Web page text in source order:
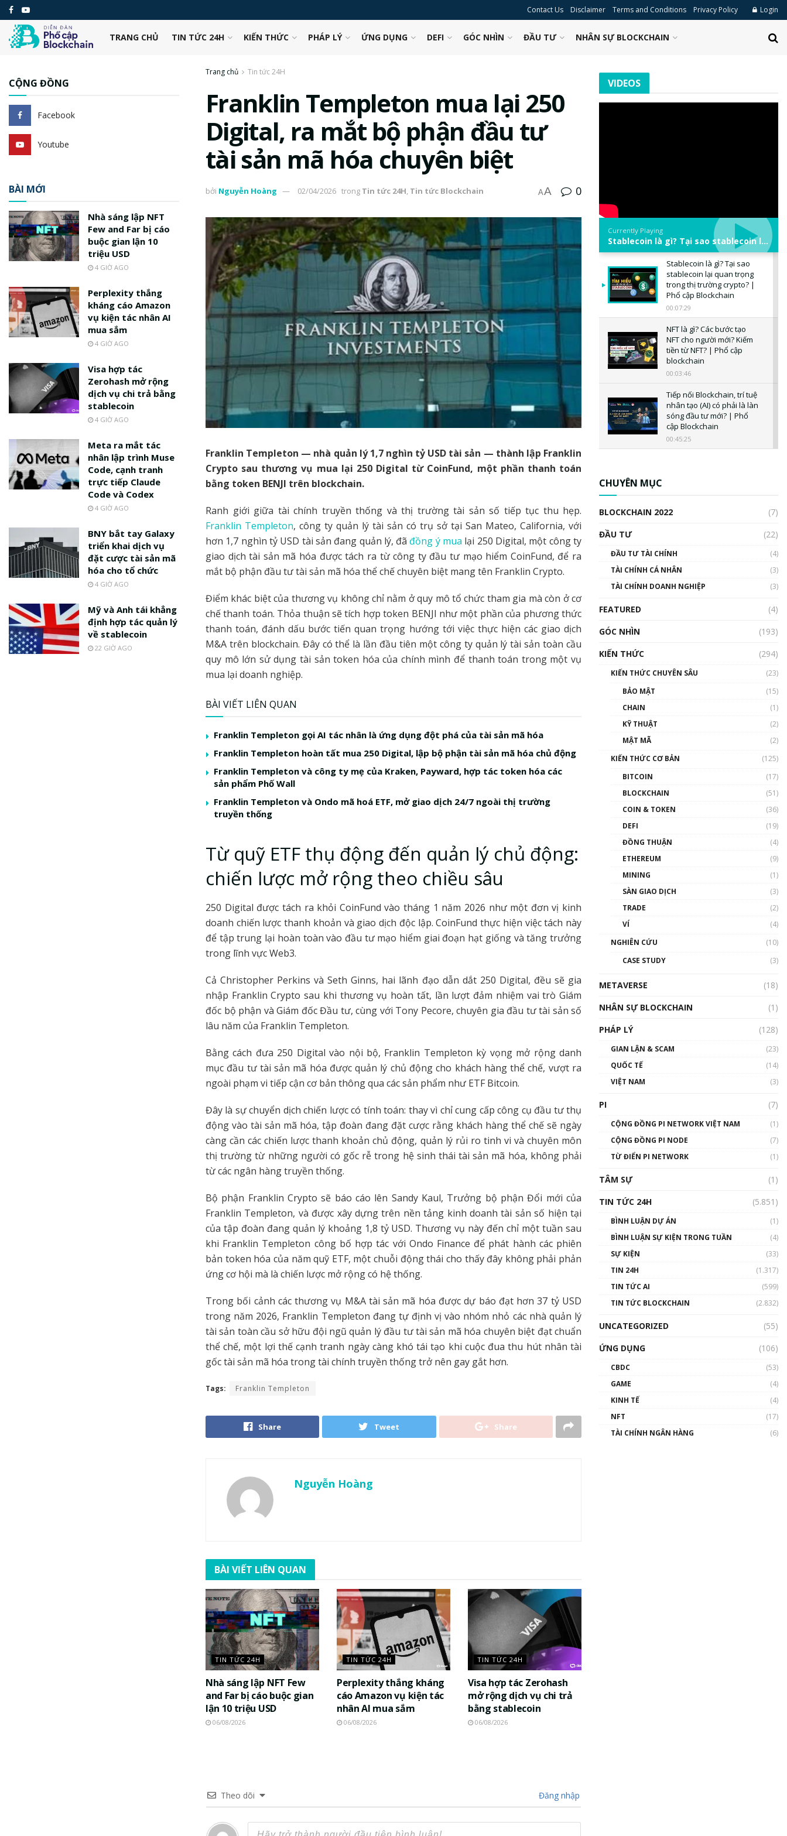
Contact Us Disclaimer Terms and Conditions Privacy Policy Login
TRANG CHỦ TIN TỨC 24H KIẾN THỨC PHÁP LÝ ỨNG DỤNG DEFI GÓC NHÌN ĐẦU TƯ NHÂN SỰ BLOCKCHAIN
Trang chủ Tin tức 24H
Franklin Templeton mua lại 250
Digital, ra mắt bộ phận đầu tư
tài sản mã hóa chuyên biệt
bởi Nguyễn Hoàng 02/04/2026 trong Tin tức 24H, Tin tức Blockchain AA 0
Franklin Templeton — nhà quản lý 1,7 nghìn tỷ USD tài sản — thành lập Franklin
Crypto sau thương vụ mua lại 250 Digital từ CoinFund, một phần thanh toán
bằng token BENJI trên blockchain.
Ranh giới giữa tài chính truyền thống và thị trường tài sản số tiếp tục thu hẹp.
Franklin Templeton, công ty quản lý tài sản có trụ sở tại San Mateo, California, với
hơn 1,7 nghìn tỷ USD tài sản đang quản lý, đã đồng ý mua lại 250 Digital, một công ty
giao dịch tài sản mã hóa được tách ra từ công ty đầu tư mạo hiểm CoinFund, để ra
mắt bộ phận đầu tư tài sản mã hóa thể chế chuyên biệt mang tên Franklin Crypto.
Điểm khác biệt của thương vụ không chỉ nằm ở quy mô tổ chức tham gia mà còn ở cơ
chế thanh toán. Thỏa thuận sẽ tích hợp token BENJI như một phần của phương thức
thanh toán, đánh dấu bước tiến quan trọng hướng tới việc thực hiện các giao dịch
M&A trên blockchain. Đây có thể là lần đầu tiên một công ty quản lý tài sản toàn cầu
quy mô lớn sử dụng tài sản token hóa của chính mình để thanh toán trong một vụ
mua lại doanh nghiệp.
BÀI VIẾT LIÊN QUAN
Franklin Templeton gọi AI tác nhân là ứng dụng đột phá của tài sản mã hóa
Franklin Templeton hoàn tất mua 250 Digital, lập bộ phận tài sản mã hóa chủ động
Franklin Templeton và công ty mẹ của Kraken, Payward, hợp tác token hóa các
sản phẩm Phố Wall
Franklin Templeton và Ondo mã hoá ETF, mở giao dịch 24/7 ngoài thị trường
truyền thống
Từ quỹ ETF thụ động đến quản lý chủ động:
chiến lược mở rộng theo chiều sâu
250 Digital được tách ra khỏi CoinFund vào tháng 1 năm 2026 như một đơn vị kinh
doanh chiến lược thanh khoản và giao dịch độc lập. CoinFund thực hiện việc tách này
để tập trung lại hoàn toàn vào đầu tư mạo hiểm giai đoạn hạt giống và tăng trưởng
trong lĩnh vực Web3.
Cả Christopher Perkins và Seth Ginns, hai lãnh đạo dẫn dắt 250 Digital, đều sẽ gia
nhập Franklin Crypto sau khi thương vụ hoàn tất, lần lượt đảm nhiệm vai trò Giám
đốc bộ phận và Giám đốc Đầu tư, cùng với Tony Pecore, chuyên gia đầu tư tài sản số
lâu năm của Franklin Templeton.
Bằng cách đưa 250 Digital vào nội bộ, Franklin Templeton kỳ vọng mở rộng danh
mục đầu tư tài sản mã hóa được quản lý chủ động cho khách hàng thể chế, vượt ra
ngoài phạm vi tiếp cận cơ bản thông qua các sản phẩm như ETF Bitcoin.
Đây là sự chuyển dịch chiến lược có tính toán: thay vì chỉ cung cấp công cụ đầu tư thụ
động vào tài sản mã hóa, tập đoàn đang đặt cược rằng khách hàng thể chế sẽ ngày
càng cần các chiến lược thanh khoản chủ động, quản lý rủi ro tinh vi và chuyên môn
thị trường từ những người có gốc rễ trong hệ sinh thái tài sản mã hóa, không phải
từ các ngân hàng truyền thống.
Bộ phận Franklin Crypto sẽ báo cáo lên Sandy Kaul, Trưởng bộ phận Đổi mới của
Franklin Templeton, và được xây dựng trên nền tảng kinh doanh tài sản số hiện tại
của tập đoàn đang quản lý khoảng 1,8 tỷ USD. Thương vụ này đến chỉ một tuần sau
khi Franklin Templeton công bố hợp tác với Ondo Finance để phát hành các phiên
bản token hóa của năm quỹ ETF, một chuỗi động thái cho thấy đây không phải phản
ứng cơ hội mà là chiến lược mở rộng có hệ thống.
Trong bối cảnh các thương vụ M&A tài sản mã hóa được dự báo đạt hơn 37 tỷ USD
trong năm 2026, Franklin Templeton đang tự định vị vào nhóm nhỏ các nhà quản lý
tài sản toàn cầu sở hữu đội ngũ quản lý đầu tư tài sản mã hóa chuyên biệt đạt chuẩn
thể chế, một lợi thế cạnh tranh ngày càng khó tái tạo khi cuộc đua thu hút nhân tài
gốc tài sản mã hóa trong tài chính truyền thống trở nên gay gắt hơn.
Tags: Franklin Templeton
Share Tweet Share
Nguyễn Hoàng
BÀI VIẾT LIÊN QUAN
TIN TỨC 24H
Nhà sáng lập NFT Few
and Far bị cáo buộc gian
lận 10 triệu USD
06/08/2026
TIN TỨC 24H
Perplexity thắng kháng
cáo Amazon vụ kiện tác
nhân AI mua sắm
06/08/2026
TIN TỨC 24H
Visa hợp tác Zerohash
mở rộng dịch vụ chi trả
bằng stablecoin
06/08/2026
Theo dõi Đăng nhập
CỘNG ĐỒNG
Facebook
Youtube
BÀI MỚI
Nhà sáng lập NFT
Few and Far bị cáo
buộc gian lận 10
triệu USD
4 GIỜ AGO
Perplexity thắng
kháng cáo Amazon
vụ kiện tác nhân AI
mua sắm
4 GIỜ AGO
Visa hợp tác
Zerohash mở rộng
dịch vụ chi trả bằng
stablecoin
4 GIỜ AGO
Meta ra mắt tác
nhân lập trình Muse
Code, cạnh tranh
trực tiếp Claude
Code và Codex
4 GIỜ AGO
BNY bắt tay Galaxy
triển khai dịch vụ
đặt cược tài sản mã
hóa cho tổ chức
4 GIỜ AGO
Mỹ và Anh tái khẳng
định hợp tác quản lý
về stablecoin
22 GIỜ AGO
VIDEOS
Currently Playing
Stablecoin là gì? Tại sao stablecoin lại quan trọng trong thị trường crypto? | Phổ cập Blockchain
Stablecoin là gì? Tại sao
stablecoin lại quan trọng
trong thị trường crypto? |
Phổ cập Blockchain
00:07:29
NFT là gì? Các bước tạo
NFT cho người mới? Kiếm
tiền từ NFT? | Phổ cập
blockchain
00:03:46
Tiếp nối Blockchain, trí tuệ
nhân tạo (AI) có phải là làn
sóng đầu tư mới? | Phổ
cập Blockchain
00:45:25
uptrend trong năm 2023? |
Phổ cập Blockchain
00:02:14
Nhìn lại năm 2022: Những
nhân vật ảnh hưởng nhất
hệ sinh thái tiền mã hoá |
Blockchain
Nhân sự tương lại ngành
Blockchain Việt Nam | Phổ
cập Blockchain
Blockchain đang được ứng
01:34:46
01:32:59
Talkshow17: Mùa đông
Crypto – Chiếc khăn gió ấm
01:49:30
Talkshow 14: MemeCoin –
CHUYÊN MỤC
BLOCKCHAIN 2022
(7)
ĐẦU TƯ
(22)
ĐẦU TƯ TÀI CHÍNH
(4)
TÀI CHÍNH CÁ NHÂN
(3)
TÀI CHÍNH DOANH NGHIỆP
(3)
FEATURED
(4)
GÓC NHÌN
(193)
KIẾN THỨC
(294)
KIẾN THỨC CHUYÊN SÂU
(23)
BẢO MẬT
(15)
CHAIN
(1)
KỸ THUẬT
(2)
MẬT MÃ
(2)
KIẾN THỨC CƠ BẢN
(125)
BITCOIN
(17)
BLOCKCHAIN
(51)
COIN & TOKEN
(36)
DEFI
(19)
ĐỒNG THUẬN
(4)
ETHEREUM
(9)
MINING
(1)
SÀN GIAO DỊCH
(3)
TRADE
(2)
VÍ
(4)
NGHIÊN CỨU
(10)
CASE STUDY
(3)
METAVERSE
(18)
NHÂN SỰ BLOCKCHAIN
(1)
PHÁP LÝ
(128)
GIAN LẬN & SCAM
(23)
QUỐC TẾ
(14)
VIỆT NAM
(3)
PI (7)
CỘNG ĐỒNG PI NETWORK VIỆT NAM
(1)
CỘNG ĐỒNG PI NODE
(7)
TỪ ĐIỂN PI NETWORK
(1)
TÂM SỰ
(1)
TIN TỨC 24H
(5.851)
BÌNH LUẬN DỰ ÁN
(1)
BÌNH LUẬN SỰ KIỆN TRONG TUẦN
(4)
SỰ KIỆN
(33)
TIN 24H
(1.317)
TIN TỨC AI
(599)
TIN TỨC BLOCKCHAIN
(2.832)
UNCATEGORIZED
(55)
ỨNG DỤNG
(106)
CBDC
(53)
GAME
(4)
KINH TẾ
(4)
NFT
(17)
TÀI CHÍNH NGÂN HÀNG
(6)